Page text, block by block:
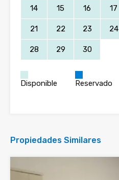
14 15 16 17
21 22 23 24
28 29 30
Disponible Reservado
Propiedades Similares